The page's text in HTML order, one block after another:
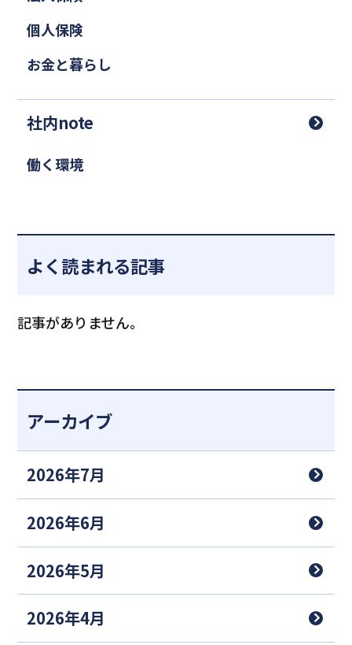
個人保険
お金と暮らし
社内note
働く環境
よく読まれる記事
記事がありません。
アーカイブ
2026年7月
2026年6月
2026年5月
2026年4月